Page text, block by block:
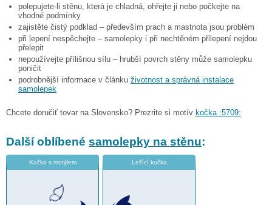
polepujete-li stěnu, která je chladná, ohřejte ji nebo počkejte na
vhodné podmínky
zajistěte čistý podklad – především prach a mastnota jsou problém
při lepení nespěchejte – samolepky i při nechtěném přilepení nejdou
přelepit
nepoužívejte přílišnou sílu – hrubší povrch stěny může samolepku
poničit
podrobnější informace v článku životnost a správná instalace
samolepek
Chcete doručiť tovar na Slovensko? Prezrite si motív kočka :5709:
Další oblíbené samolepky na stěnu:
Kočka s motýlem Ležící kočka